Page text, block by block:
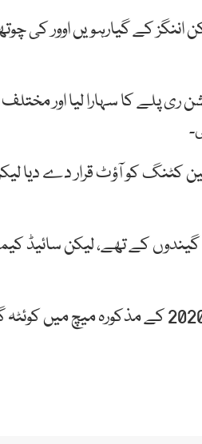
کے گیارہویں اوور کی
پلے کا سہارا لیا اور مختلف
کٹنگ کو آؤٹ قرار دے دیا
کے تھے، لیکن سائیڈ
امپائر کے غلط فیصلے کے سبب پاکستان سپر لیگ2020